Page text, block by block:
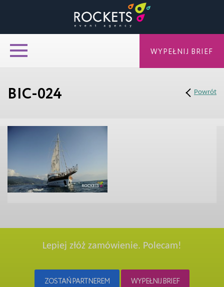
BIC-024 Powrót
Lepiej złóż zamówienie. Polecam!
ZOSTAŃ PARTNEREM WYPEŁNIJ BRIEF
WYPEŁNIJ BRIEF